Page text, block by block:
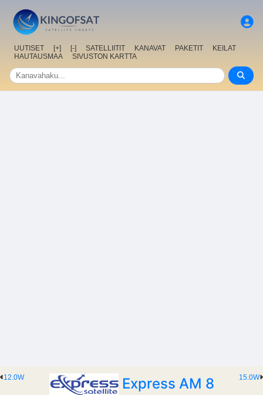
UUTISET [+] [-] SATELLIITIT KANAVAT PAKETIT
KEILAT
HAUTAUSMAA
SIVUSTON KARTTA
15.0W
12.0W
Express AM 8